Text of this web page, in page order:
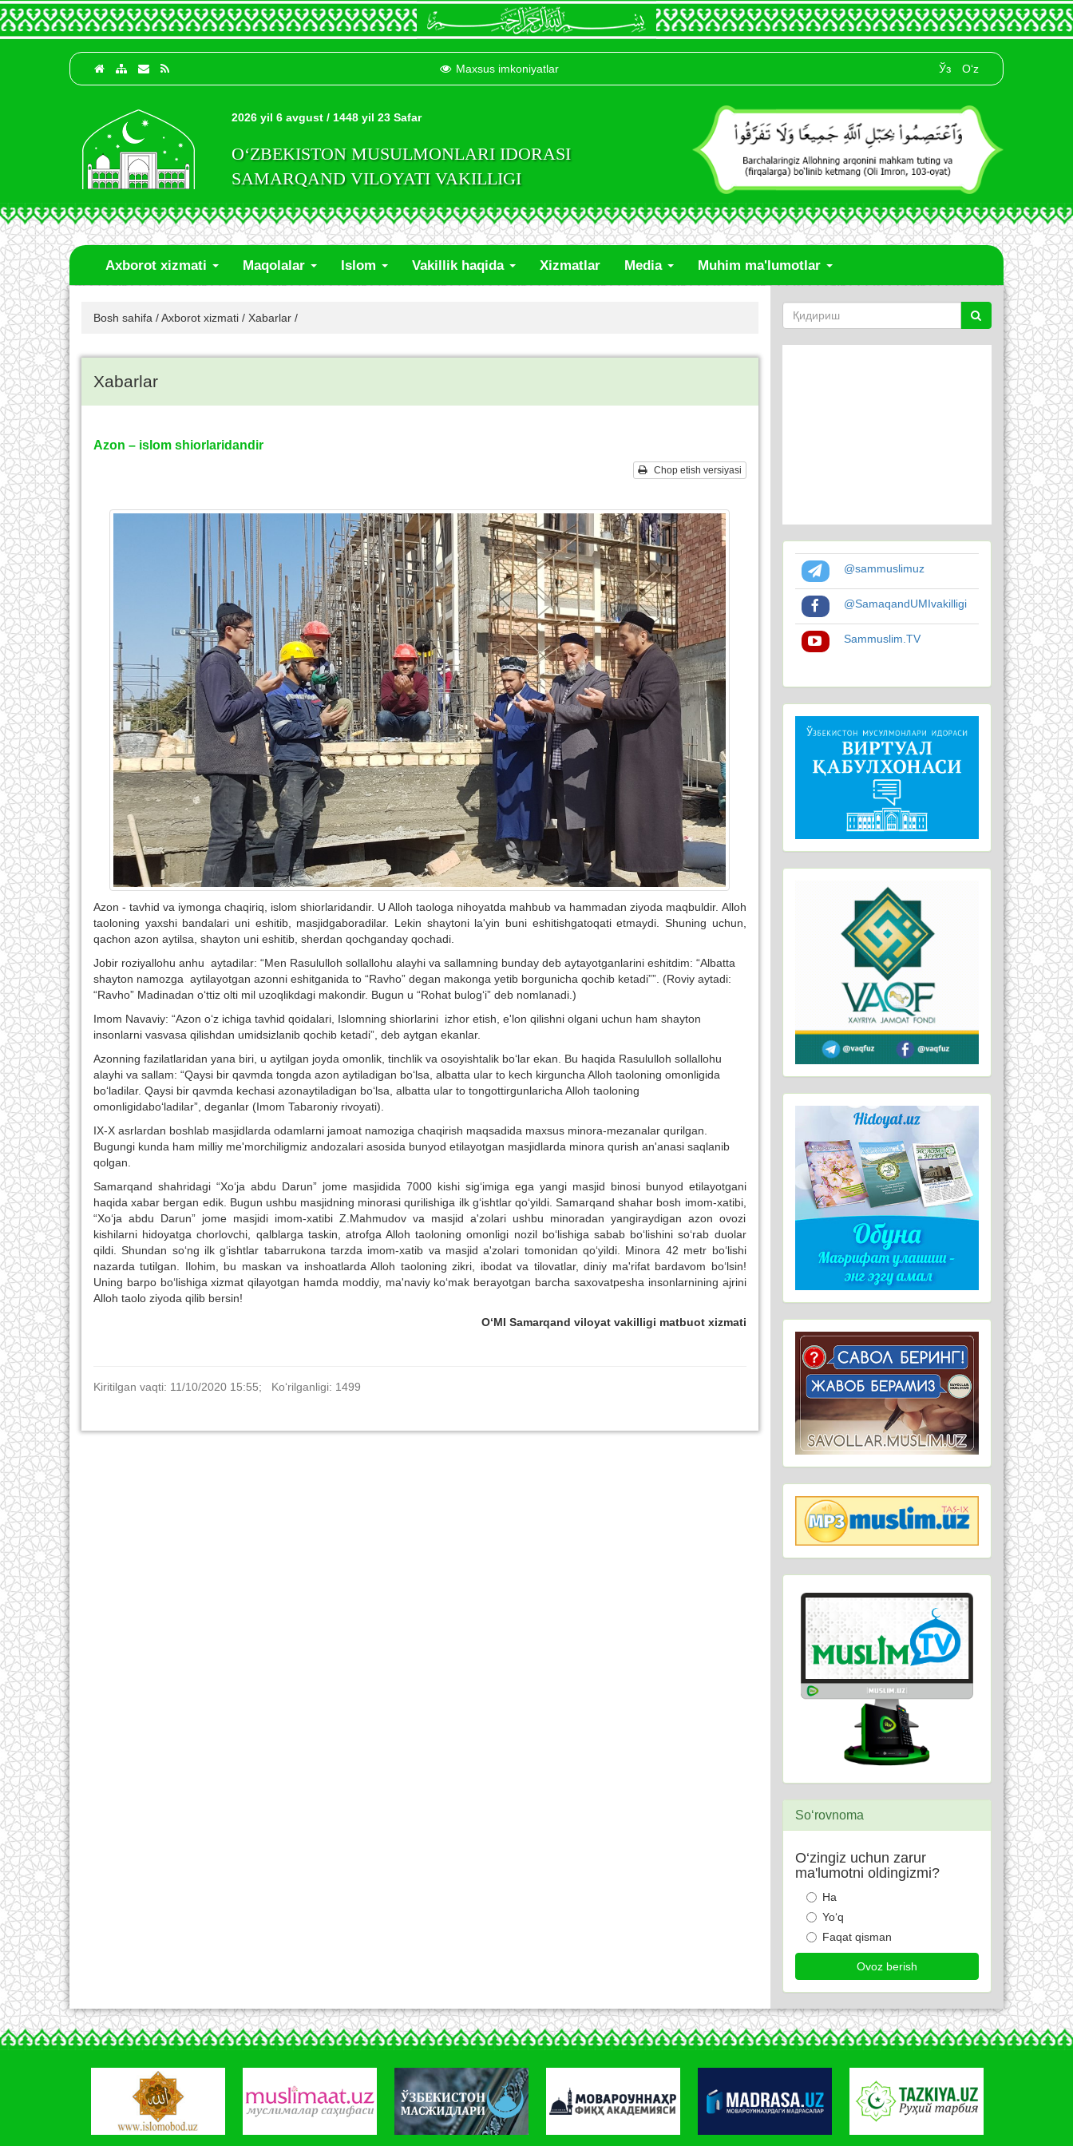
Maxsus imkoniyatlar Ўз O‘z
2026 yil 6 avgust / 1448 yil 23 Safar
O‘ZBEKISTON MUSULMONLARI IDORASI
SAMARQAND VILOYATI VAKILLIGI
Axborot xizmati Maqolalar Islom Vakillik haqida Xizmatlar Media Muhim ma'lumotlar
Bosh sahifa /Axborot xizmati / Xabarlar /
Xabarlar
Azon – islom shiorlaridandir
Chop etish versiyasi
Azon-tavhid va iymonga chaqiriq, islom shiorlaridandir. U Allohtaologa nihoyatda mahbubva hammadanziyoda maqbuldir. Alloh
taoloning yaxshi bandalari uni eshitib, masjidgaboradilar. Lekin shaytoni la'yin buni eshitishgatoqatietmaydi Shuning uchun
qachon azon aytilsa shayton uni eshitib sherdan qochganday qochadi.
Jobir roziyallohu anhu aytadilar: “Men Rasululloh sollallohu alayhi va sallamning bunday deb aytayotganlarini eshitdim: “Albatta
shayton namozga aytilayotgan azonni eshitganida to “Ravho” degan makonga yetib borgunicha qochib ketadi”” (Roviy aytadi:
“Ravho” Madinadan o‘ttiz olti mil uzoqlikdagi makondir. Bugun u “Rohat bulog‘i” deb nomlanadi .)
Imom Navaviy: “Azon o‘z ichiga tavhid qoidalari, Islomning shiorlarini izhor etish, e'lon qilishni olgani uchun ham shayton
insonlarni vasvasa qilishdan umidsizlanib qochib ketadi”, deb aytgan ekanlar.
Azonning fazilatlaridan yana biri, u aytilgan joyda omonlik, tinchlik va osoyishtalik bo‘lar ekan. Bu haqida Rasululloh sollallohu
alayhi va sallam: “Qaysi bir qavmda tongda azon aytiladigan bo‘lsa, albatta ular to kech kirguncha Alloh taoloning omonligida
bo‘ladilar. Qaysi bir qavmda kechasi azonaytiladigan bo‘lsa albatta ular to tongottirgunlaricha Alloh taoloning
omonligidabo‘ladilar” deganlar (Imom Tabaroniy rivoyati).
IX-X asrlardan boshlab masjidlarda odamlarni jamoat namoziga chaqirish maqsadida maxsus minora-mezanalar qurilgan.
Bugungi kunda ham milliy me'morchiligmiz andozalari asosida bunyod etilayotgan masjidlarda minora qurish an'anasi saqlanib
qolgan.
Samarqand shahridagi “Xo‘ja abdu Darun” jome masjidida 7000 kishi sig‘imiga ega yangi masjid binosi bunyod etilayotgani
haqida xabar bergan edik. Bugun ushbu masjidning minorasi qurilishiga ilk g‘ishtlar qo‘yildi. Samarqand shahar bosh imom-xatibi,
“Xo‘ja abdu Darun” jome masjidi imom-xatibi Z.Mahmudov va masjid a'zolari ushbu minoradan yangiraydigan azon ovozi
kishilarni hidoyatga chorlovchi, qalblarga taskin, atrofgaAlloh taoloningomonligi nozil bo‘lishiga sabab bo‘lishini so‘rab duolar
qildi. Shundan so‘ng ilk g‘ishtlar tabarrukona tarzda imom-xatib va masjid a'zolari tomonidan qo‘yildi. Minora 42 metr bo‘lishi
nazarda tutilgan. Ilohim, bu maskan va inshoatlarda Alloh taoloning zikri, ibodat va tilovatlar, diniy ma'rifat bardavom bo‘lsin!
Uning barpo bo‘lishiga xizmat qilayotgan hamda moddiy, ma'naviyko‘mak berayotgan barcha saxovatpesha insonlarnining ajrini
Alloh taolo ziyoda qilib bersin!
O‘MI Samarqand viloyat vakilligi matbuot xizmati
Kiritilgan vaqti: 11/10/2020 15:55; Ko‘rilganligi: 1499
@sammuslimuz
@SamaqandUMIvakilligi
Sammuslim.TV
So‘rovnoma
O‘zingiz uchun zarur
ma'lumotni oldingizmi?
Ha
Yo‘q
Faqat qisman